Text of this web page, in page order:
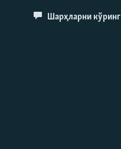
Шарҳларни кўринг